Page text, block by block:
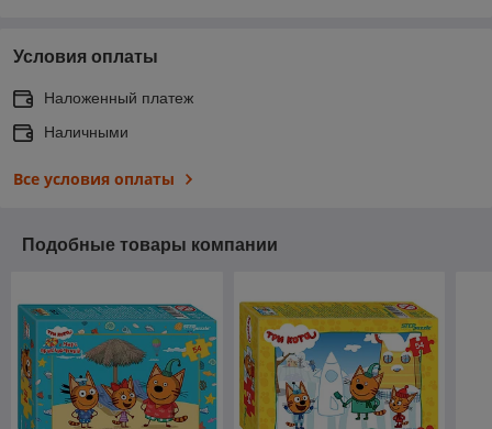
Условия оплаты
Наложенный платеж
Наличными
Все условия оплаты
Подобные товары компании